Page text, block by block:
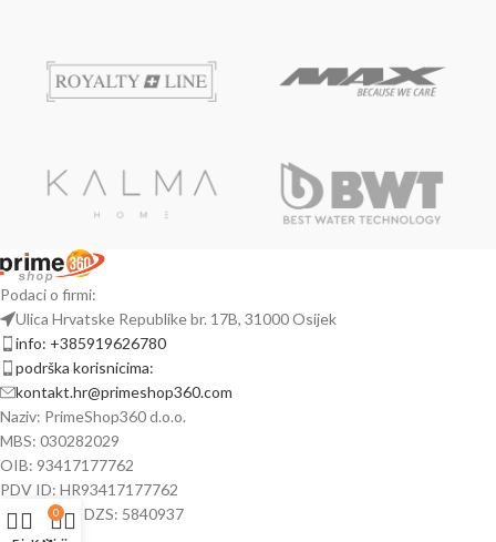
Podaci o firmi:
Ulica Hrvatske Republike br. 17B, 31000 Osijek
info: +385919626780
podrška korisnicima:
kontakt.hr@primeshop360.com
Naziv: PrimeShop360 d.o.o.
MBS: 030282029
OIB: 93417177762
PDV ID: HR93417177762
Matični broj DZS: 5840937
0